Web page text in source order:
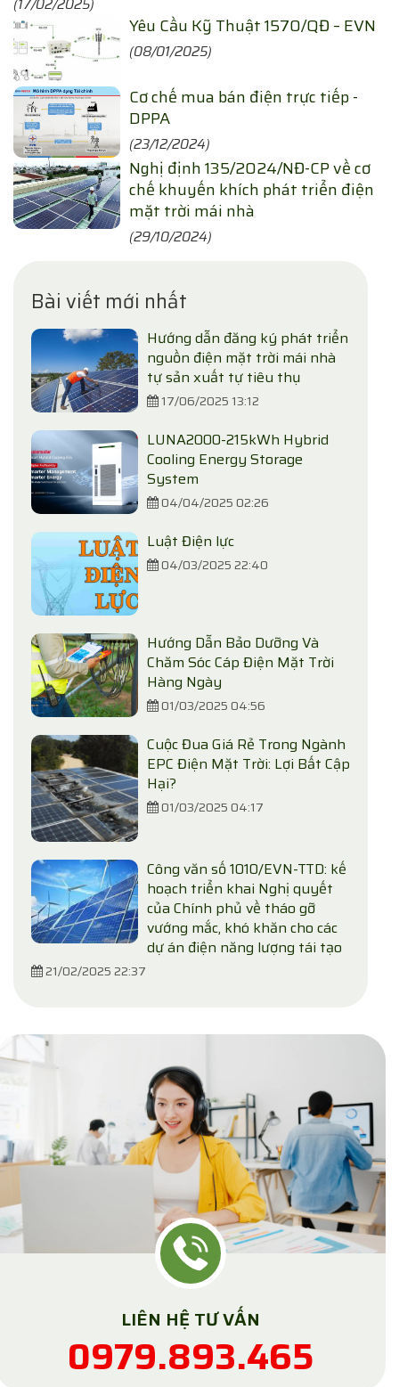
(17/02/2025)
Yêu Cầu Kỹ Thuật 1570/QĐ – EVN
(08/01/2025)
Cơ chế mua bán điện trực tiếp -
DPPA
(23/12/2024)
Nghị định 135/2024/NĐ-CP về cơ
chế khuyến khích phát triển điện
mặt trời mái nhà
(29/10/2024)
Bài viết mới nhất
Hướng dẫn đăng ký phát triển
nguồn điện mặt trời mái nhà
tự sản xuất tự tiêu thụ
17/06/2025 13:12
LUNA2000-215kWh Hybrid
Cooling Energy Storage
System
04/04/2025 02:26
Luật Điện lực
04/03/2025 22:40
Hướng Dẫn Bảo Dưỡng Và
Chăm Sóc Cáp Điện Mặt Trời
Hàng Ngày
01/03/2025 04:56
Cuộc Đua Giá Rẻ Trong Ngành
EPC Điện Mặt Trời: Lợi Bất Cập
Hại?
01/03/2025 04:17
Công văn số 1010/EVN-TTD: kế
hoạch triển khai Nghị quyết
của Chính phủ về tháo gỡ
vướng mắc, khó khăn cho các
dự án điện năng lượng tái tạo
21/02/2025 22:37
LIÊN HỆ TƯ VẤN
0979.893.465